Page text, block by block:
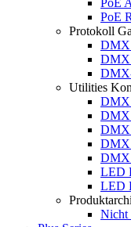
PoE
PoE
Protokoll
DMX
Utilities
DMX
DMX
DMX
DMX
LED
LED
Nicht